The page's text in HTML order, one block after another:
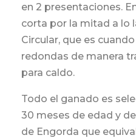
en 2 presentaciones.
corta por la mitad a lo
Circular, que es
redondas de manera
para caldo.
Todo el ganado es
30 meses de edad y
de Engorda que